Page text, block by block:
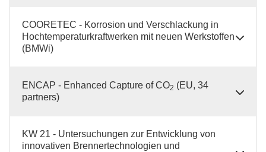
COORETEC - Korrosion und Verschlackung in
Hochtemperaturkraftwerken mit neuen Werkstoffen
(BMWi)
ENCAP - Enhanced Capture of CO2 (EU, 34
partners)
KW 21 - Untersuchungen zur Entwicklung von
innovativen Brennertechnologien und